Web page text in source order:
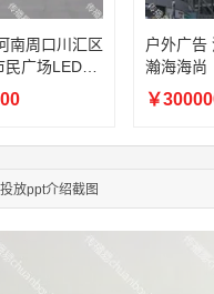
03:27:46
03:18:49
03:20:56
03:42:33
南周口川汇区
广场LED大
户外广告
瀚海海尚
屏广告
￥
放ppt介绍截图